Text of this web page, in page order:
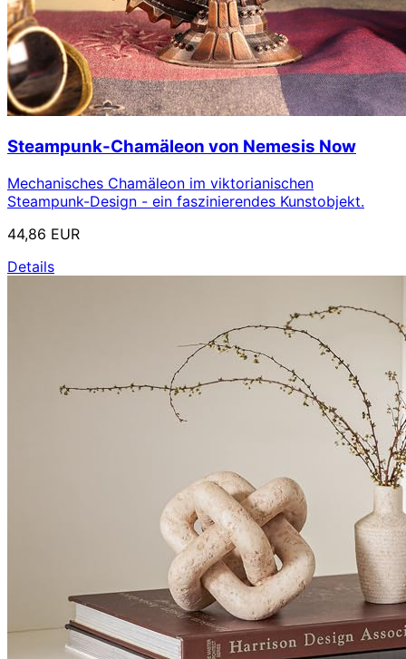
Steampunk-Chamäleon von Nemesis Now
Mechanisches Chamäleon im viktorianischen
Steampunk-Design - ein faszinierendes Kunstobjekt.
44,86 EUR
Details